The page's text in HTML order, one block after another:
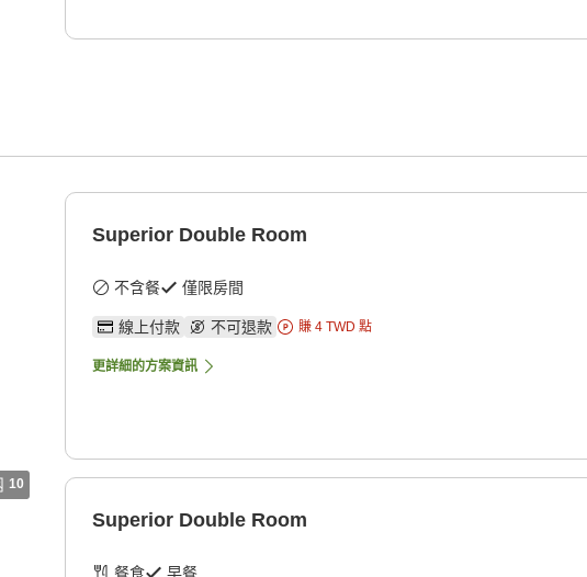
10
Superior Double Room
不含餐 僅限房間
線上付款 不可退款 賺 4 TWD 點
更詳細的方案資訊
Superior Double Room
餐食 早餐